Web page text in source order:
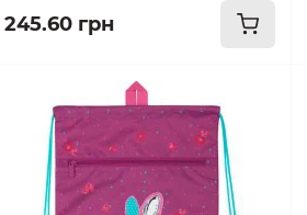
245.60 грн